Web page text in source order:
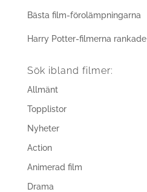
Bästa film-förolämpningarna
Harry Potter-filmerna rankade
Sök ibland filmer:
Allmänt
Topplistor
Nyheter
Action
Animerad film
Drama